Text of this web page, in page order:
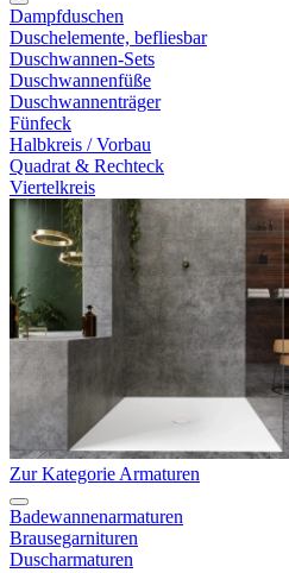
Dampfduschen
Duschelemente, befliesbar
Duschwannen-Sets
Duschwannenfüße
Duschwannenträger
Fünfeck
Halbkreis / Vorbau
Quadrat & Rechteck
Viertelkreis
Zur Kategorie Armaturen
Badewannenarmaturen
Brausegarnituren
Duscharmaturen